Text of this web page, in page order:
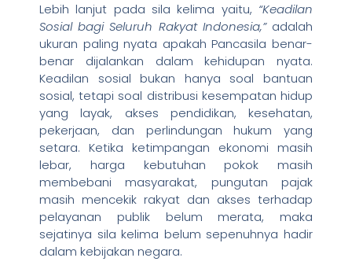
Lebih lanjut pada sila kelima yaitu, “Keadilan
Sosial bagi Seluruh Rakyat Indonesia,”adalah
ukuran paling nyata apakah Pancasila benar-
benar dijalankan dalam kehidupan nyata.
Keadilan sosial bukan hanya soal bantuan
sosial, tetapi soal distribusi kesempatan hidup
yang layak, akses pendidikan, kesehatan,
pekerjaan, dan perlindungan hukum yang
setara. Ketika ketimpangan ekonomi masih
lebar, harga kebutuhan pokok masih
membebani masyarakat, pungutan pajak
masih mencekik rakyat dan akses terhadap
pelayanan publik belum merata, maka
sejatinya sila kelima belum sepenuhnya hadir
dalam kebijakan negara.